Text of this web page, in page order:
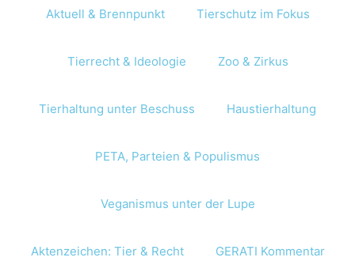
Aktuell & Brennpunkt Tierschutz im Fokus
Tierrecht & Ideologie Zoo & Zirkus
Tierhaltung unter Beschuss Haustierhaltung
PETA, Parteien & Populismus
Veganismus unter der Lupe
Aktenzeichen: Tier & Recht GERATI Kommentar